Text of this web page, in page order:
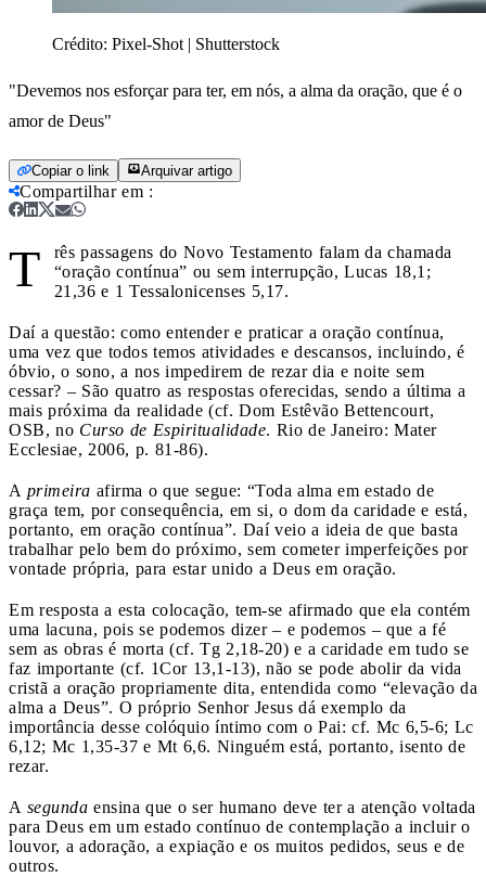
Crédito: Pixel-Shot | Shutterstock
"Devemos nos esforçar para ter, em nós, a alma da oração, que é o
amor de Deus"
Copiar o link Arquivar artigo
Compartilhar em :
T
rês passagens do Novo Testamento falam da chamada
“oração contínua” ou sem interrupção, Lucas 18,1;
21,36 e 1 Tessalonicenses 5,17.
Daí a questão: como entender e praticar a oração contínua,
uma vez que todos temos atividades e descansos, incluindo, é
óbvio, o sono, a nos impedirem de rezar dia e noite sem
cessar? – São quatro as respostas oferecidas, sendo a última a
mais próxima da realidade (cf. Dom Estêvão Bettencourt,
OSB, no Curso de Espiritualidade. Rio de Janeiro: Mater
Ecclesiae, 2006, p. 81-86).
A primeira afirma o que segue: “Toda alma em estado de
graça tem, por consequência, em si, o dom da caridade e está,
portanto, em oração contínua”. Daí veio a ideia de que basta
trabalhar pelo bem do próximo, sem cometer imperfeições por
vontade própria, para estar unido a Deus em oração.
Em resposta a esta colocação, tem-se afirmado que ela contém
uma lacuna, pois se podemos dizer – e podemos – que a fé
sem as obras é morta (cf. Tg 2,18-20) e a caridade em tudo se
faz importante (cf. 1Cor 13,1-13), não se pode abolir da vida
cristã a oração propriamente dita, entendida como “elevação da
alma a Deus”. O próprio Senhor Jesus dá exemplo da
importância desse colóquio íntimo com o Pai: cf. Mc 6,5-6; Lc
6,12; Mc 1,35-37 e Mt 6,6. Ninguém está, portanto, isento de
rezar.
A segunda ensina que o ser humano deve ter a atenção voltada
para Deus em um estado contínuo de contemplação a incluir o
louvor, a adoração, a expiação e os muitos pedidos, seus e de
outros.